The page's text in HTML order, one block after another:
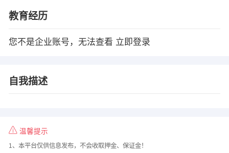
教育经历
您不是企业账号，无法查看 立即登录
自我描述
温馨提示
1、本平台仅供信息发布，不会收取押金、保证金！